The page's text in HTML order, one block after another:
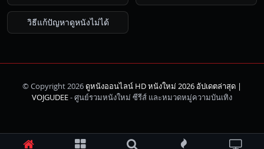
วิธีแก้ปัญหาดูหนังไม่ได้
© Copyright 2026ดูหนังออนไลน์ HD หนังใหม่ 2026 อัปเดตล่าสุด |
VOJGUDEE- ศูนย์รวมหนังใหม่ ซีรีส์ และหมวดหมู่ความบันเทิง
ค้นหา